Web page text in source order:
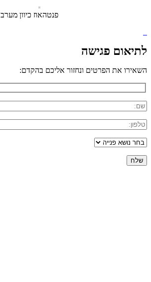
פנטהאוז כיוון מערב
לתיאום פגישה
השאירו את הפרטים ונחזור אליכם בהקדם: